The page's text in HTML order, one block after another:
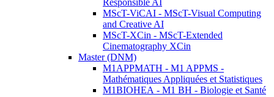
Responsible AI
MScT-ViCAI - MScT-Visual Computing
and Creative AI
MScT-XCin - MScT-Extended
Cinematography XCin
Master (DNM)
M1APPMATH - M1 APPMS -
Mathématiques Appliquées et Statistiques
M1BIOHEA - M1 BH - Biologie et Santé